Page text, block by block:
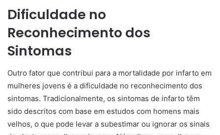
Dificuldade no
Reconhecimento dos
Sintomas
Outro fator que contribui para a mortalidade por infarto em
mulheres jovens é a dificuldade no reconhecimento dos
sintomas. Tradicionalmente, os sintomas de infarto têm
sido descritos com base em estudos com homens mais
velhos, o que pode levar a subestimar ou ignorar os sinais